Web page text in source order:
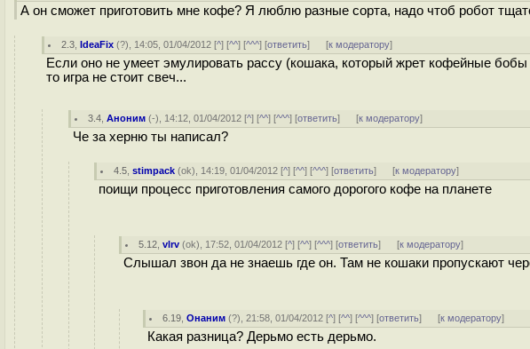
А он сможет приготовить мне кофе? Я люблю разные сорта, надо чтоб робот
2.3 ,IdeaFix (?), 14:05, 01/04/2012 [^] [^^] [^^^] [ответить] [к модератору]
Если оно не умеет эмулировать рассу (кошака, который жрет кофейные
то игра не стоит свеч...
3.4 ,Аноним (-), 14:12, 01/04/2012 [^] [^^] [^^^] [ответить] [к модератору]
Че за xepню ты написал?
4.5 ,stimpack (ok), 14:19, 01/04/2012 [^] [^^] [^^^] [ответить] [к модератору]
поищи процесс приготовления самого дорогого кофе на планете
5.12 ,vlrv (ok), 17:52, 01/04/2012 [^] [^^] [^^^] [ответить] [к модератору]
Слышал звон да не знаешь где он. Там не кошаки пропускают
6.19 ,Онаним (?), 21:58, 01/04/2012 [^] [^^] [^^^] [ответить] [к модератору]
Какая разница? Дерьмо есть дерьмо.